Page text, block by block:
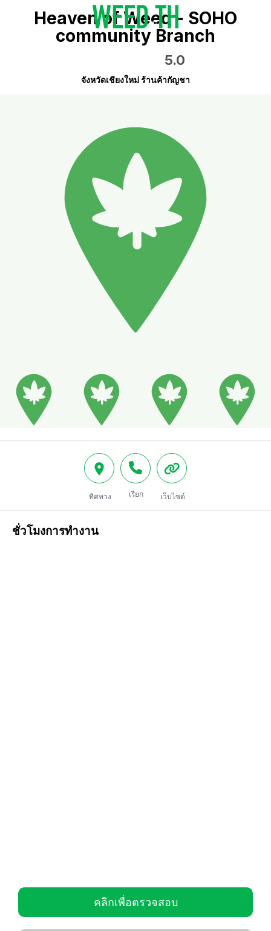
Heaven of Weed - SOHO
community Branch
5.0
จังหวัดเชียงใหม่ ร้านค้ากัญชา
ทิศทาง เรียก เว็บไซต์
ชั่วโมงการทำงาน
คลิกเพื่อตรวจสอบ